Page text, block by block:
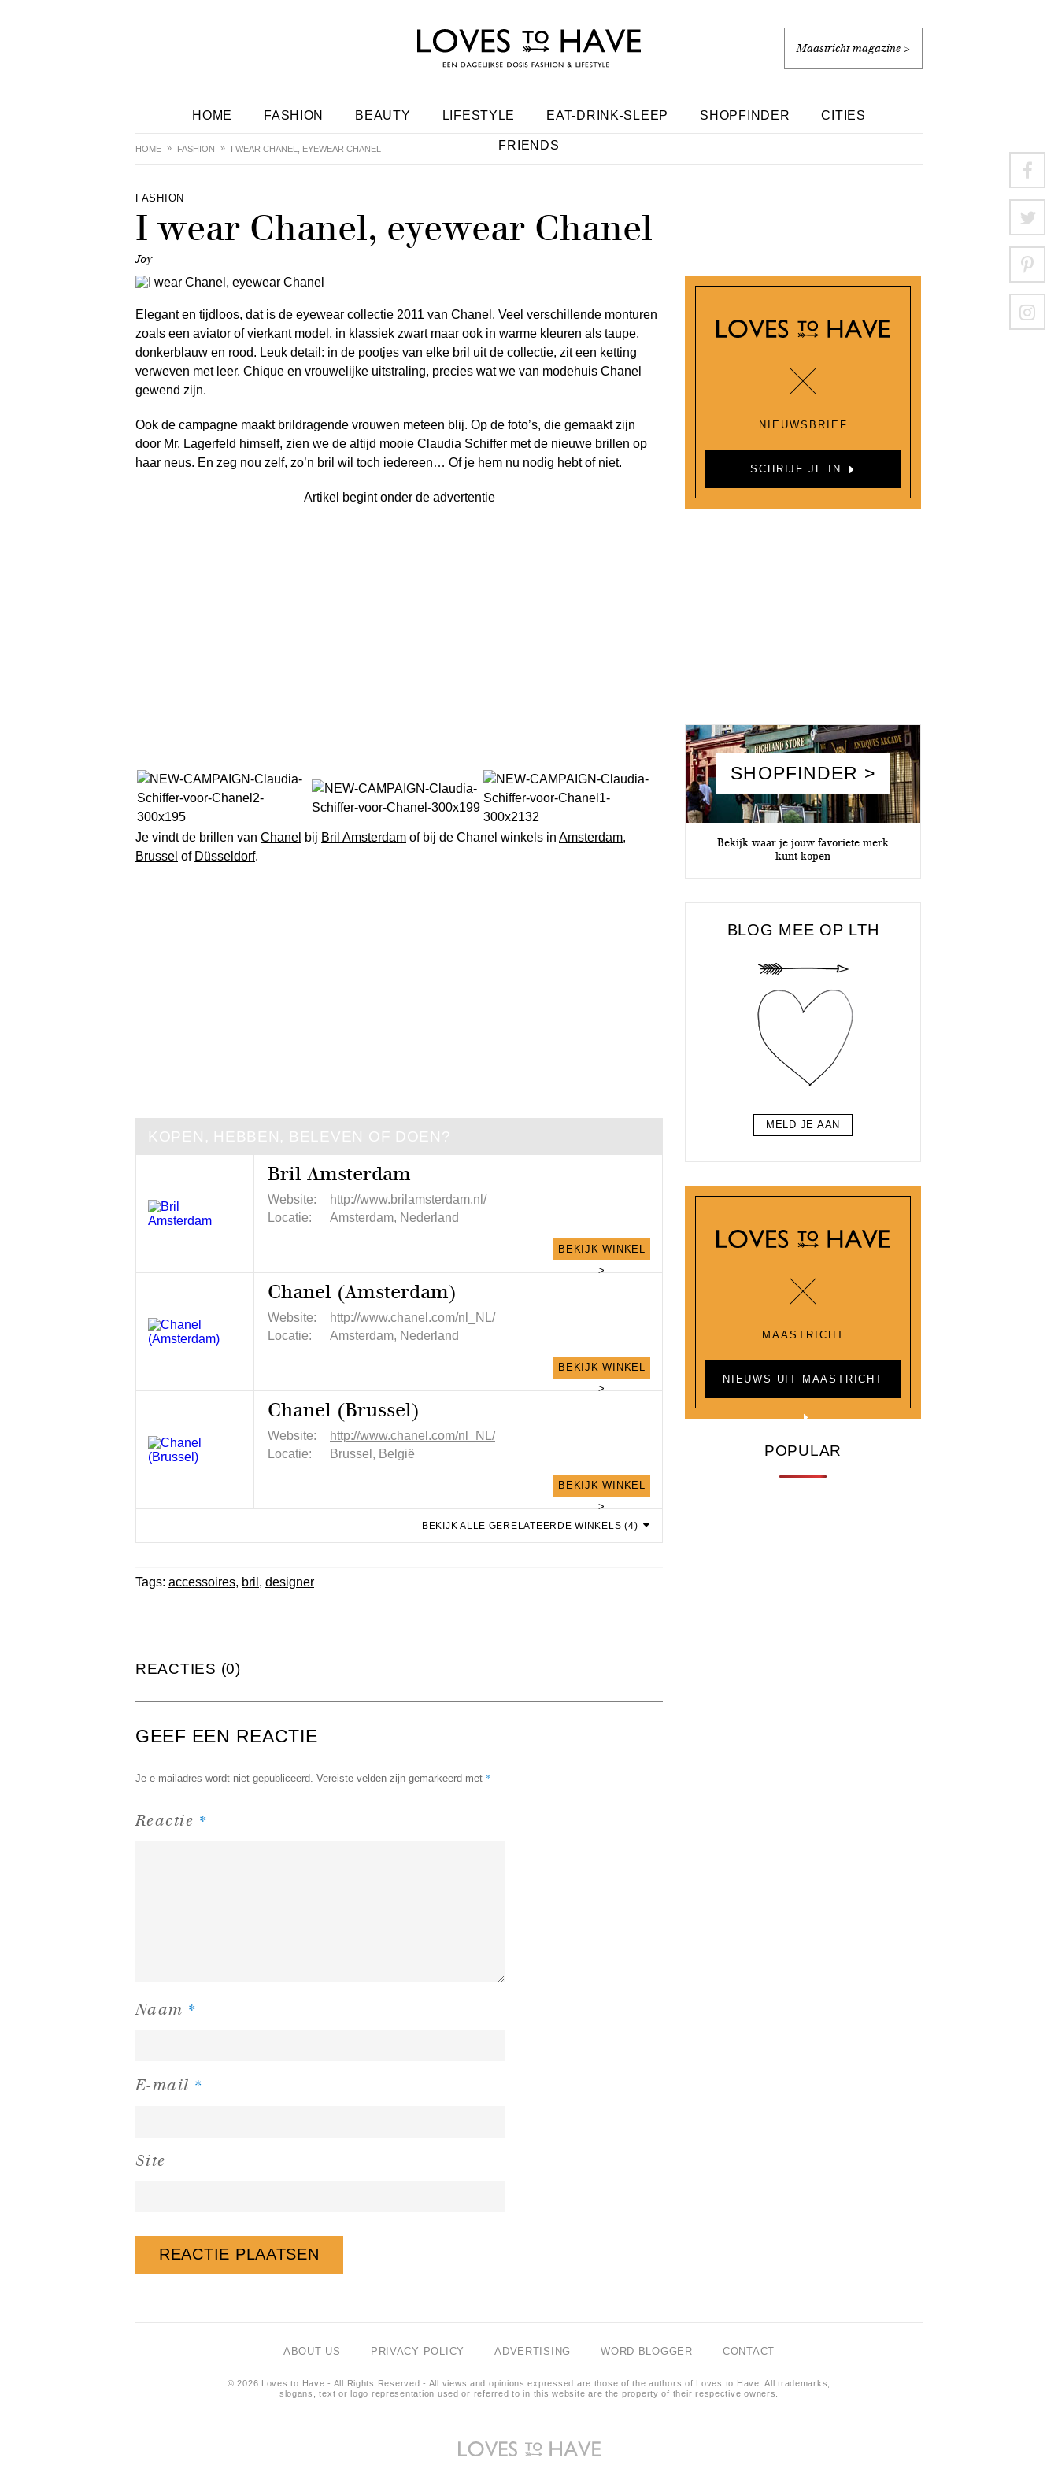
Maastricht magazine >
HOME FASHION BEAUTY LIFESTYLE EAT-DRINK-SLEEP SHOPFINDER CITIES
FRIENDS
HOME FASHION I WEAR CHANEL, EYEWEAR CHANEL
FASHION
I wear Chanel, eyewear Chanel
Joy
Elegant en tijdloos, dat is de eyewear collectie 2011 van Chanel . Veel verschillende monturen
zoals een aviator of vierkant model, in klassiek zwart maar ook in warme kleuren als taupe,
donkerblauw en rood. Leuk detail: in de pootjes van elke bril uit de collectie, zit een ketting
verweven met leer. Chique en vrouwelijke uitstraling, precies wat we van modehuis Chanel
gewend zijn.
Ook de campagne maakt brildragende vrouwen meteen blij. Op de foto’s, die gemaakt zijn
door Mr. Lagerfeld himself, zien we de altijd mooie Claudia Schiffer met de nieuwe brillen op
haar neus. En zeg nou zelf, zo’n bril wil toch iedereen… Of je hem nu nodig hebt of niet.
Artikel begint onder de advertentie
Je vindt de brillen van Chanel bij Bril Amsterdam of bij de Chanel winkels in Amsterdam,
Brussel of Düsseldorf.
KOPEN, HEBBEN, BELEVEN OF DOEN?
Bril Amsterdam
Website:
http://www.brilamsterdam.nl/
Locatie:
Amsterdam, Nederland
BEKIJK WINKEL
>
Chanel (Amsterdam)
Website:
http://www.chanel.com/nl_NL/
Locatie:
Amsterdam, Nederland
BEKIJK WINKEL
>
Chanel (Brussel)
Website:
http://www.chanel.com/nl_NL/
Locatie:
Brussel, België
BEKIJK WINKEL
>
BEKIJK ALLE GERELATEERDE WINKELS (4)
Tags: accessoires, bril , designer
REACTIES (0)
GEEF EEN REACTIE
Je e-mailadres wordt niet gepubliceerd. Vereiste velden zijn gemarkeerd met *
Reactie *
Naam *
E-mail *
Site
NIEUWSBRIEF
SCHRIJF JE IN
SHOPFINDER >
Bekijk waar je jouw favoriete merk
kunt kopen
BLOG MEE OP LTH
MELD JE AAN
MAASTRICHT
NIEUWS UIT MAASTRICHT
POPULAR
ABOUT US PRIVACY POLICY ADVERTISING WORD BLOGGER CONTACT
© 2026 Loves to Have - All Rights Reserved - All views and opinions expressed are those of the authors of Loves to Have. All trademarks,
slogans, text or logo representation used or referred to in this website are the property of their respective owners.